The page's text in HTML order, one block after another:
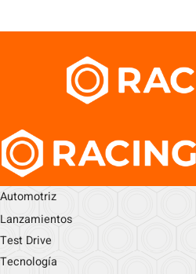
Automotriz
Lanzamientos
Test Drive
Tecnología